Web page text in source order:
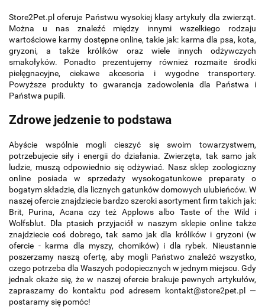
Store2Pet.pl oferuje Państwu wysokiej klasy artykuły dla zwierząt.
Można u nas znaleźć między innymi wszelkiego rodzaju
wartościowe karmy dostępne online, takie jak: karma dla psa, kota,
gryzoni, a także królików oraz wiele innych odżywczych
smakołyków. Ponadto prezentujemy również rozmaite środki
pielęgnacyjne, ciekawe akcesoria i wygodne transportery.
Powyższe produkty to gwarancja zadowolenia dla Państwa i
Państwa pupili.
Zdrowe jedzenie to podstawa
Abyście wspólnie mogli cieszyć się swoim towarzystwem,
potrzebujecie siły i energii do działania. Zwierzęta, tak samo jak
ludzie, muszą odpowiednio się odżywiać. Nasz sklep zoologiczny
online posiada w sprzedaży wysokogatunkowe preparaty o
bogatym składzie, dla licznych gatunków domowych ulubieńców. W
naszej ofercie znajdziecie bardzo szeroki asortyment firm takich jak:
Brit, Purina, Acana czy też Applows albo Taste of the Wild i
Wolfsblut. Dla ptasich przyjaciół w naszym sklepie online także
znajdziecie coś dobrego, tak samo jak dla królików i gryzoni (w
ofercie - karma dla myszy, chomików) i dla rybek. Nieustannie
poszerzamy naszą ofertę, aby mogli Państwo znaleźć wszystko,
czego potrzeba dla Waszych podopiecznych w jednym miejscu. Gdy
jednak okaże się, że w naszej ofercie brakuje pewnych artykułów,
zapraszamy do kontaktu pod adresem kontakt@store2pet.pl —
postaramy się pomóc!